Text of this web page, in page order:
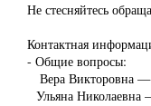
Не стесняйтесь
Контактная
- Общие вопросы:
Вера Викторовна —
Ульяна Николаевна